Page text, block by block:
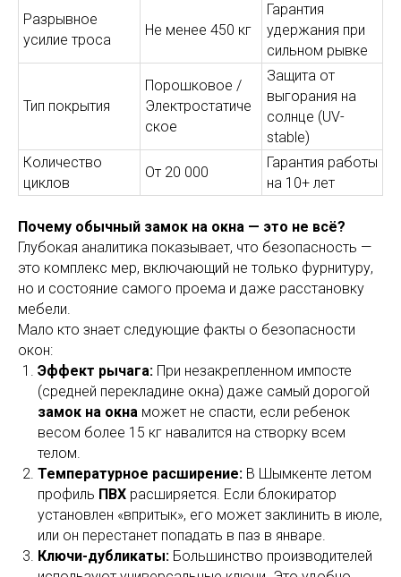
Разрывное
усилие троса
Не менее 450 кг
Гарантия
удержания при
сильном рывке
Тип покрытия
Порошковое /
Электростатиче
ское
Защита от
выгорания на
солнце (UV-
stable)
Количество
циклов
От 20 000
Гарантия работы
на 10+ лет
Почему обычный замок на окна — это не всё?
Глубокая аналитика показывает, что безопасность —
это комплекс мер, включающий не только фурнитуру,
но и состояние самого проема и даже расстановку
мебели.
Мало кто знает следующие факты о безопасности
окон:
Эффект рычага: При незакрепленном импосте
(средней перекладине окна) даже самый дорогой
замок на окна может не спасти, если ребенок
весом более 15 кг навалится на створку всем
телом.
Температурное расширение: В Шымкенте летом
профиль ПВХ расширяется. Если блокиратор
установлен «впритык», его может заклинить в июле,
или он перестанет попадать в паз в январе.
Ключи-дубликаты: Большинство производителей